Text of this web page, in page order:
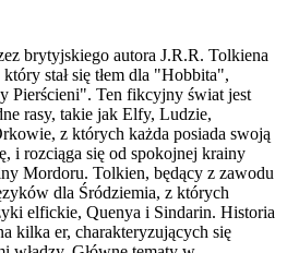
brytyjskiego autora J.R.R. Tolkiena
stał się tłem dla "Hobbita",
Pierścieni". Ten fikcyjny świat jest
rasy, takie jak Elfy, Ludzie,
z których każda posiada swoją
i rozciąga się od spokojnej krainy
Mordoru. Tolkien, będący z zawodu
dla Śródziemia, z których
elfickie, Quenya i Sindarin. Historia
kilka er, charakteryzujących się